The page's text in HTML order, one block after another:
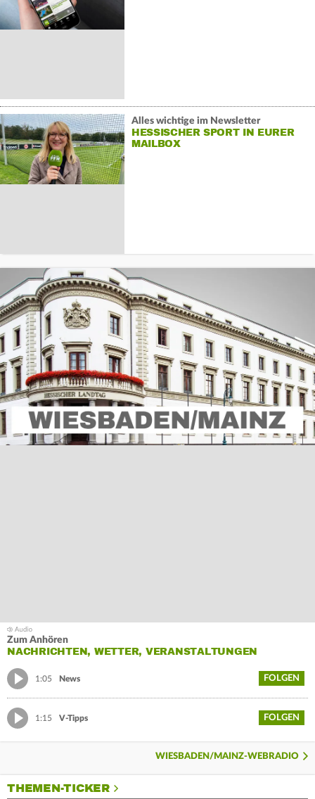
Alles wichtige im Newsletter
HESSISCHER SPORT IN EURER
MAILBOX
Zum Anhören
NACHRICHTEN, WETTER, VERANSTALTUNGEN
1:05 News FOLGEN
1:15 V-Tipps FOLGEN
WIESBADEN/MAINZ-WEBRADIO
THEMEN-TICKER